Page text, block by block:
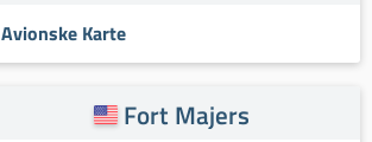
Avionske Karte
Fort Majers